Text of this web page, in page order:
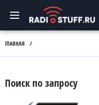
ГЛАВНАЯ /
Поиск по запросу